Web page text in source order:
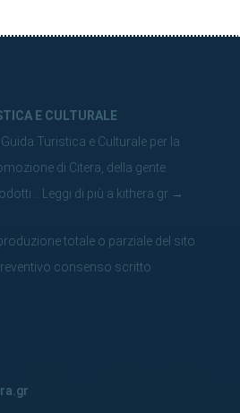
E CULTURALE
Turistica e Culturale per la
di Citera, della gente
Leggi di più a kithera.gr →
totale o parziale del sito
consenso scritto